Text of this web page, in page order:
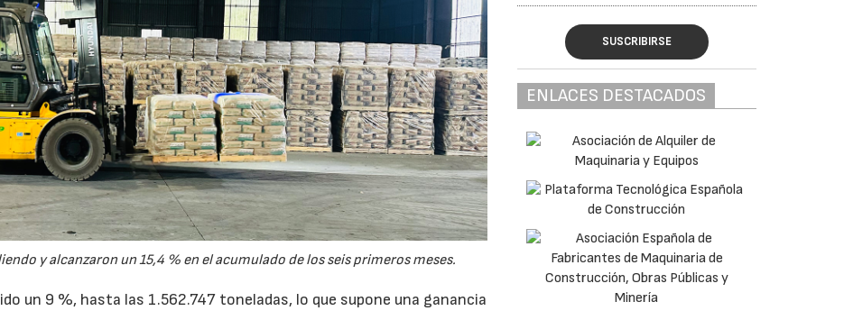
y alcanzaron un 15,4 % en el acumulado de los seis primeros meses.
un 9 %, hasta las 1.562.747 toneladas, lo que supone una ganancia
SUSCRIBIRSE
ENLACES DESTACADOS